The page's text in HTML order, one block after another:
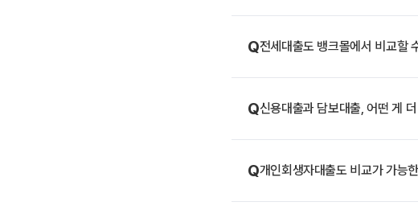
Q전세대출도 뱅크몰에서 비교할
Q신용대출과 담보대출, 어떤 게
Q개인회생자대출도 비교가 가능